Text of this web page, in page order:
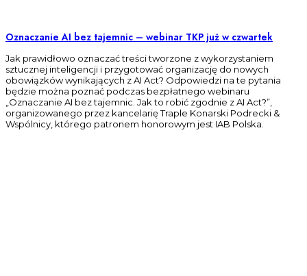
Oznaczanie AI bez tajemnic – webinar TKP już w czwartek
Jak prawidłowo oznaczać treści tworzone z wykorzystaniem
sztucznej inteligencji i przygotować organizację do nowych
obowiązków wynikających z AI Act? Odpowiedzi na te pytania
będzie można poznać podczas bezpłatnego webinaru
„Oznaczanie AI bez tajemnic. Jak to robić zgodnie z AI Act?”,
organizowanego przez kancelarię Traple Konarski Podrecki &
Wspólnicy, którego patronem honorowym jest IAB Polska.